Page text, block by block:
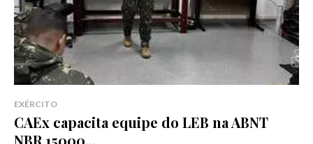
EXÉRCITO
CAEx capacita equipe do LEB na ABNT
NBR 15000...